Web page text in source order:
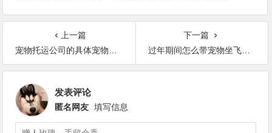
上一篇
宠物托运公司的具体宠物托运流程是什么？
下一篇
过年期间怎么带宠物坐飞机回家？
发表评论
匿名网友 填写信息